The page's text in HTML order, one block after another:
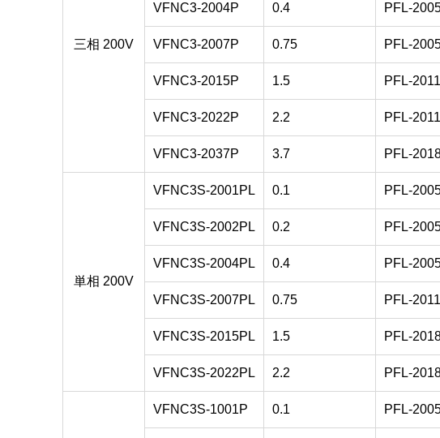
三相 200V
VFNC3-2004P 0.4 PFL-
VFNC3-2007P 0.75 PFL-
VFNC3-2015P 1.5 PFL-
VFNC3-2022P 2.2 PFL-
VFNC3-2037P 3.7 PFL-
単相 200V
VFNC3S-2001PL 0.1 PFL-
VFNC3S-2002PL 0.2 PFL-
VFNC3S-2004PL 0.4 PFL-
VFNC3S-2007PL 0.75 PFL-
VFNC3S-2015PL 1.5 PFL-
VFNC3S-2022PL 2.2 PFL-
VFNC3S-1001P 0.1 PFL-